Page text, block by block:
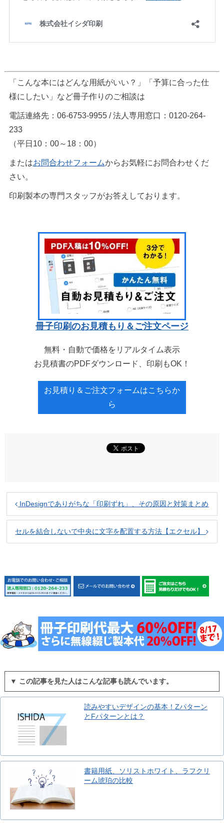
「こんな本にはどんな用紙がいい？」「予算に合った仕
様にしたい」など冊子作りのご相談は
電話連絡先：06-6753-9955 / 法人専用窓口：0120-264-
233
（平日10：00～18：00）
またはお問合わせフォームからお気軽にお問合わせくだ
さい。
印刷製本の専門スタッフがお答えしております。
冊子印刷のお見積もり＆ご注文ページ
無料・自動で価格をリアルタイム表示
お見積書のPDFダウンロード、印刷もOK！
お見積り＆ご注文フォームはこちらか
ら
InDesignでありがちな「印刷ずれ」、その原因と対策まとめ
セルを結合しないで中央に文字を配置する方法【エクセル】
▼ この記事を見た人はこんな記事も読んでいます。
読みやすいデザインの基本！Zパターン
とFパターンとは？
書籍用紙、ソリストホワイト、ラフクリ
ーム琥珀の比較